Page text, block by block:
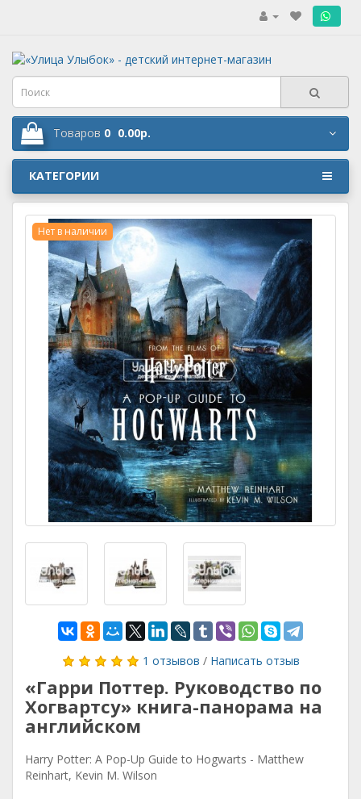
Товаров 0 0.00р.
КАТЕГОРИИ
Нет в наличии
1 отзывов / Написать отзыв
«Гарри Поттер. Руководство по
Хогвартсу» книга-панорама на
английском
Harry Potter: A Pop-Up Guide to Hogwarts - Matthew
Reinhart, Kevin M. Wilson